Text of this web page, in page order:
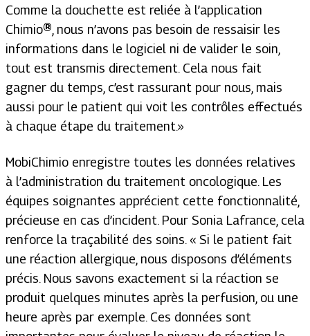
Comme la douchette est reliée à l’application
Chimio® , nous n’avons pas besoin de ressaisir les
informations dans le logiciel ni de valider le soin,
tout est transmis directement. Cela nous fait
gagner du temps, c’est rassurant pour nous, mais
aussi pour le patient qui voit les contrôles effectués
à chaque étape du traitement.»
MobiChimio enregistre toutes les données relatives
à l’administration du traitement oncologique. Les
équipes soignantes apprécient cette fonctionnalité,
précieuse en cas d’incident. Pour Sonia Lafrance, cela
renforce la traçabilité des soins. « Si le patient fait
une réaction allergique, nous disposons d’éléments
précis. Nous savons exactement si la réaction se
produit quelques minutes après la perfusion, ou une
heure après par exemple. Ces données sont